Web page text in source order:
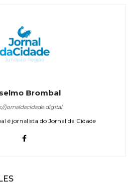
Brombal
jornaldacidade.digital
é jornalista do Jornal da Cidade